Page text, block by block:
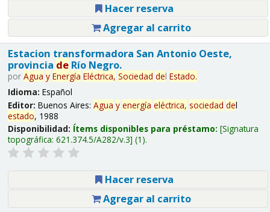
Hacer reserva
Agregar al carrito
Estacion transformadora San Antonio Oeste,
provincia deRío Negro.
por Agua y Energía Eléctrica, Sociedad del Estado.
Idioma: Español
Editor: Buenos Aires: Agua y energía eléctrica, sociedad del
estado, 1988
Disponibilidad: Ítems disponibles para préstamo: Signatura
topográfica: 621.374.5/A282/v.3 (1).
Hacer reserva
Agregar al carrito